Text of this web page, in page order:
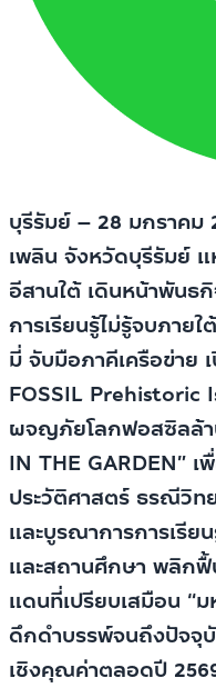
บุรีรัมย์ – 28 มกราคม
เพลิน จังหวัดบุรีรัมย์ แ
อีสานใต้ เดินหน้าพันธ
การเรียนรู้ไม่รู้จบภายใ
มี่ จับมือภาคีเครือข่าย
FOSSIL Prehistoric
ผจญภัยโลกฟอสซิลล้า
IN THE GARDEN” เ
ประวัติศาสตร์ ธรณีวิ
และบูรณาการการเรีย
และสถานศึกษา พลิกฟื้
แดนที่เปรียบเสมือน “
ดึกดำบรรพ์จนถึงปัจจุ
เชิงคุณค่าตลอดปี